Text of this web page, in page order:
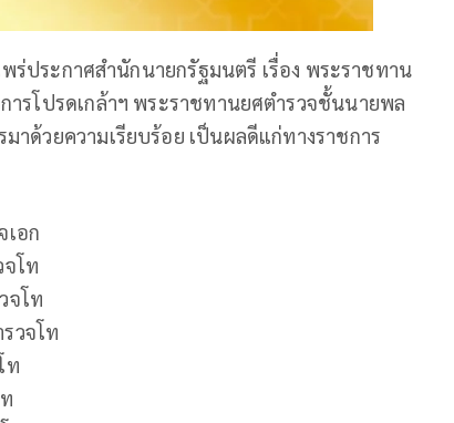
ร่ประกาศสำนักนายกรัฐมนตรี เรื่อง พระราชทาน
รโปรดเกล้าฯ พระราชทานยศตำรวจชั้นนายพล
ด้วยความเรียบร้อย เป็นผลดีแก่ทางราชการ
เอก
โท
จโท
วจโท
ท